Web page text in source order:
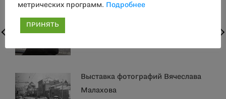
Выставка фотографий Вячеслава
Малахова
метрических программ.
Подробнее
ПРИНЯТЬ